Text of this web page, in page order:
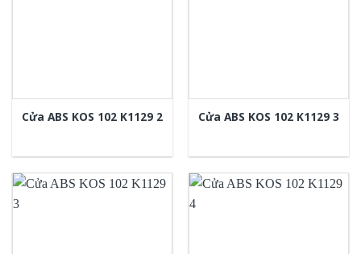
Cửa ABS KOS 102 K1129 2 Cửa ABS KOS 102 K1129 3